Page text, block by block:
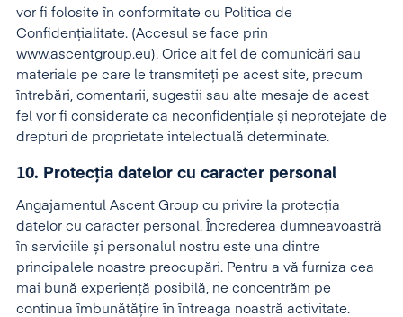
vor fi folosite în conformitate cu Politica de
Confidențialitate. (Accesul se face prin
www.ascentgroup.eu). Orice alt fel de comunicări sau
materiale pe care le transmiteți pe acest site, precum
întrebări, comentarii, sugestii sau alte mesaje de acest
fel vor fi considerate ca neconfidențiale și neprotejate de
drepturi de proprietate intelectuală determinate.
10. Protecția datelor cu caracter personal
Angajamentul Ascent Group cu privire la protecția
datelor cu caracter personal. Încrederea dumneavoastră
în serviciile și personalul nostru este una dintre
principalele noastre preocupări. Pentru a vă furniza cea
mai bună experiență posibilă, ne concentrăm pe
continua îmbunătățire în întreaga noastră activitate.